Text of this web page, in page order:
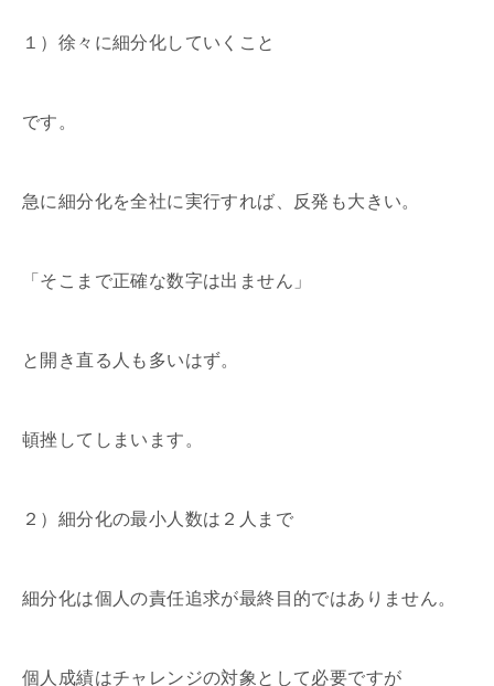
１）徐々に細分化していくこと
です。
急に細分化を全社に実行すれば、反発も大きい。
「そこまで正確な数字は出ません」
と開き直る人も多いはず。
頓挫してしまいます。
２）細分化の最小人数は２人まで
細分化は個人の責任追求が最終目的ではありません。
個人成績はチャレンジの対象として必要ですが